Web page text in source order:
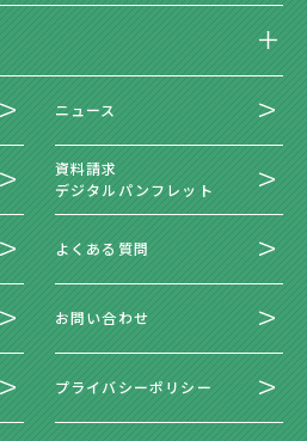
ニュース
資料請求
デジタルパンフレット
よくある質問
お問い合わせ
プライバシーポリシー